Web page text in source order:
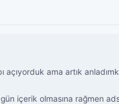
ama artık
içerik olmasına rağmen